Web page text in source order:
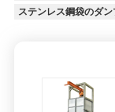
ステンレス鋼袋のダ